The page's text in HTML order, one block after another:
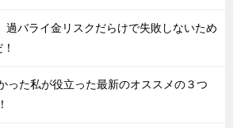
過バライ金リスクだらけで失敗しないため
った私が役立った最新のオススメの３つ